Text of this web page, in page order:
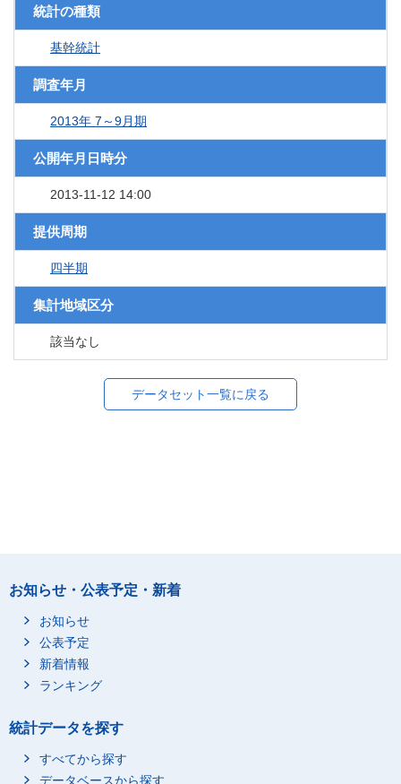
統計の種類
基幹統計
調査年月
2013年 7～9月期
公開年月日時分
2013-11-12 14:00
提供周期
四半期
集計地域区分
該当なし
データセット一覧に戻る
お知らせ・公表予定・新着
お知らせ
公表予定
新着情報
ランキング
統計データを探す
すべてから探す
データベースから探す